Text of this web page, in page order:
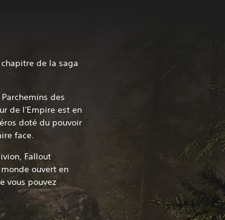
de la saga
des
de l'Empire est en
doté du pouvoir
face.
Fallout
ouvert en
vous pouvez